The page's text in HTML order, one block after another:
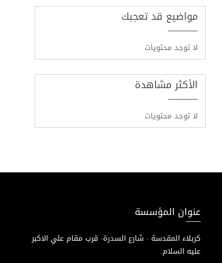
مواضيع قد تعجبك
لا توجد محتويات
الأكثر مشاهدة
لا توجد محتويات
عنوان المؤسسة
كربلاء المقدسة - شارع السدرة- قرب مقام علي الاكبر
عليه السلام.